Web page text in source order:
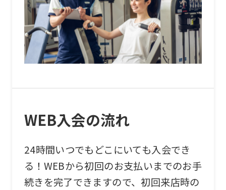
WEB入会の流れ
24時間いつでもどこにいても入会でき
る！WEBから初回のお支払いまでのお手
続きを完了できますので、初回来店時の